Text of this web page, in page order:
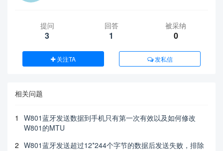
提问
3
回答
1
被采纳
0
关注TA 发私信
相关问题
1
W801蓝牙发送数据到手机只有第一次有效以及如何修改
W801的MTU
2 W801蓝牙发送超过12*244个字节的数据后发送失败，排除